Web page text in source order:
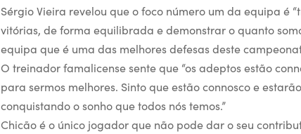
Sérgio Vieira revelou que o foco número um da equipa é
vitórias, de forma equilibrada e demonstrar o quanto
equipa que é uma das melhores defesas deste
O treinador famalicense sente que “os adeptos estão
para sermos melhores. Sinto que estão connosco e
conquistando o sonho que todos nós temos.”
Chicão é o único jogador que não pode dar o seu